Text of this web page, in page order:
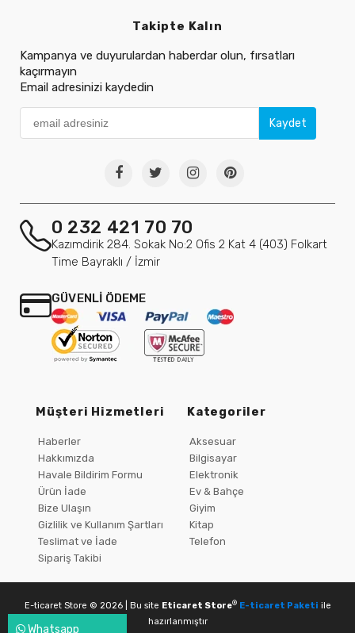
Takipte Kalın
Kampanya ve duyurulardan haberdar olun, fırsatları
kaçırmayın
Email adresinizi kaydedin
Kaydet
0 232 421 70 70
Kazımdirik 284. Sokak No:2 Ofis 2 Kat 4 (403) Folkart
Time Bayraklı / İzmir
GÜVENLİ ÖDEME
Müşteri Hizmetleri
Haberler
Hakkımızda
Havale Bildirim Formu
Ürün İade
Bize Ulaşın
Gizlilik ve Kullanım Şartları
Teslimat ve İade
Sipariş Takibi
Kategoriler
Aksesuar
Bilgisayar
Elektronik
Ev & Bahçe
Giyim
Kitap
Telefon
E-ticaret Store © 2026 | Bu site Eticaret Store® E-ticaret Paketi ile
hazırlanmıştır
Whatsapp